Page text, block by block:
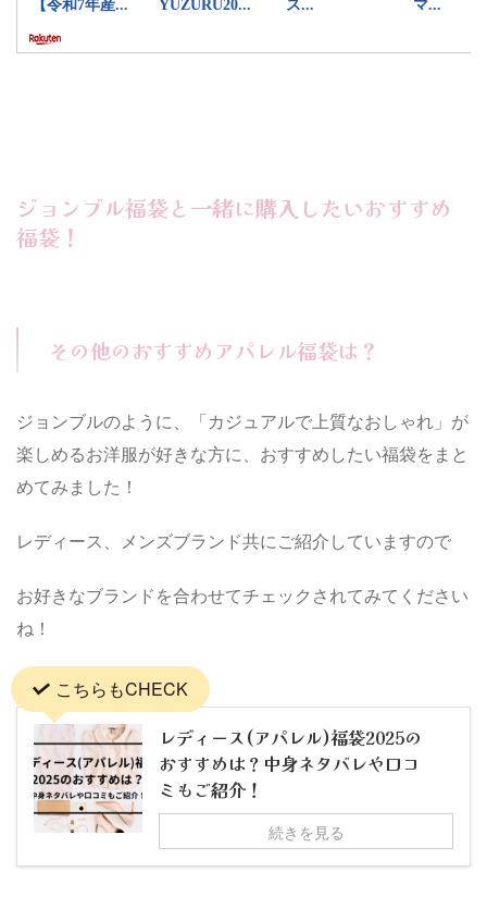
ジョンブル福袋と一緒に購入したいおすすめ
福袋！
その他のおすすめアパレル福袋は？
ジョンブルのように、「カジュアルで上質なおしゃれ」が
楽しめるお洋服が好きな方に、おすすめしたい福袋をまと
めてみました！
レディース、メンズブランド共にご紹介していますので
お好きなブランドを合わせてチェックされてみてください
ね！
こちらもCHECK
レディース(アパレル)福袋2025の
おすすめは？中身ネタバレや口コ
ミもご紹介！
続きを見る